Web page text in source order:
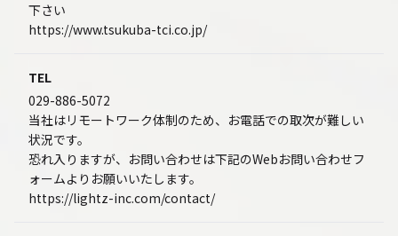
下さい
https://www.tsukuba-tci.co.jp/
TEL
029-886-5072
当社はリモートワーク体制のため、お電話での取次が難しい
状況です。
恐れ入りますが、お問い合わせは下記のWebお問い合わせフ
ォームよりお願いいたします。
https://lightz-inc.com/contact/